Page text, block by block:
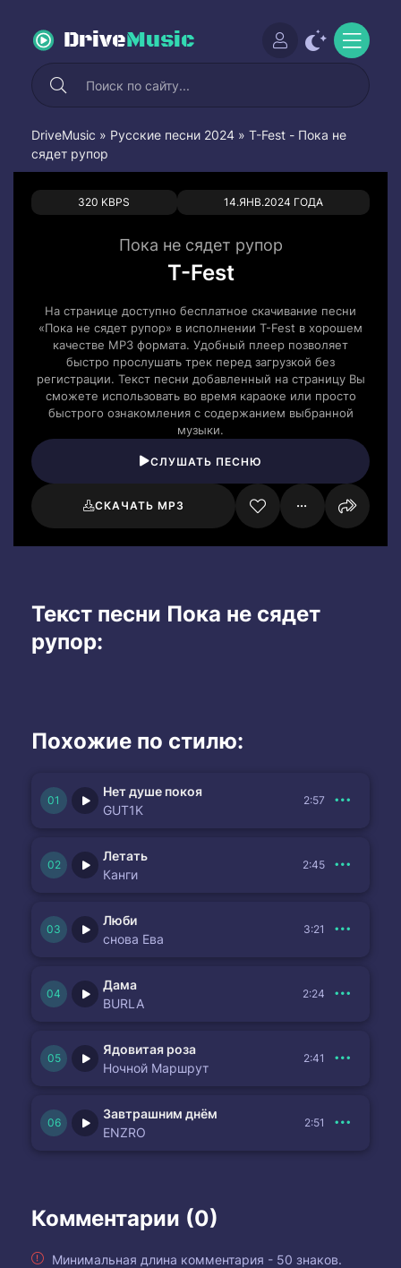
DriveMusic
DriveMusic » Русские песни 2024 » T-Fest - Пока не
сядет рупор
320 KBPS 14.ЯНВ.2024 ГОДА
0 0
Пока не сядет рупор
T-Fest
На странице доступно бесплатное скачивание песни
«Пока не сядет рупор» в исполнении T-Fest в хорошем
качестве MP3 формата. Удобный плеер позволяет
быстро прослушать трек перед загрузкой без
регистрации. Текст песни добавленный на страницу Вы
сможете использовать во время караоке или просто
быстрого ознакомления с содержанием выбранной
музыки.
СЛУШАТЬ ПЕСНЮ
СКАЧАТЬ MP3
Текст песни Пока не сядет
рупор:
Похожие по стилю:
Нет душе покоя
GUT1K
2:57
Летать
Канги
2:45
Люби
снова Ева
3:21
Дама
BURLA
2:24
Ядовитая роза
Ночной Маршрут
2:41
Завтрашним днём
ENZRO
2:51
Комментарии (0)
Минимальная длина комментария - 50 знаков.